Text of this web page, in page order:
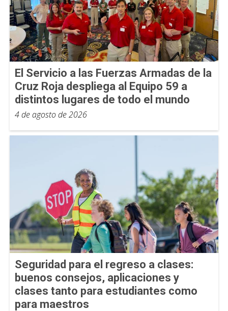
El Servicio a las Fuerzas Armadas de la
Cruz Roja despliega al Equipo 59 a
distintos lugares de todo el mundo
4 de agosto de 2026
Seguridad para el regreso a clases:
buenos consejos, aplicaciones y
clases tanto para estudiantes como
para maestros